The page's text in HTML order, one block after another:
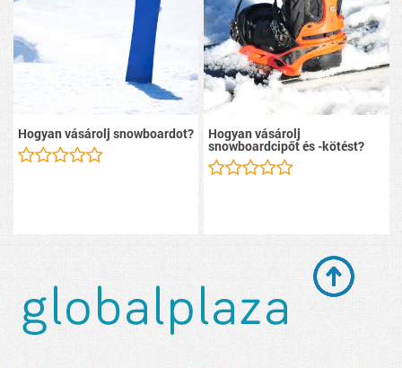
Hogyan vásárolj snowboardot? Hogyan vásárolj
snowboardcipőt és -kötést?